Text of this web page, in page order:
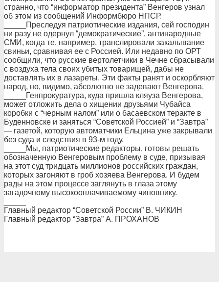
странно, что “информатор президента” Венгеров узнал
об этом из сообщений Информбюро НПСР.
_____Преследуя патриотические издания, сей господин
ни разу не одернул “демократические”, антинародные
СМИ, когда те, например, транслировали закалывание
свиньи, сравнивая ее с Россией. Или недавно по ОРТ
сообщили, что русские вертолетчики в Чечне сбрасывали
с воздуха тела своих убитых товарищей, дабы не
доставлять их в лазареты. Эти факты ранят и оскорбляют
народ, но, видимо, абсолютно не задевают Венгерова.
_____Генпрокуратура, куда пришла кляуза Венгерова,
может отложить дела о хищении друзьями Чубайса
коробки с “черным налом” или о басаевском теракте в
Буденновске и заняться “Советской Россией” и “Завтра”
— газетой, которую автоматчики Ельцина уже закрывали
без суда и следствия в 93-м году.
_____Мы, патриотические редакторы, готовы решать
обозначенную Венгеровым проблему в суде, призывая
на этот суд тридцать миллионов российских граждан,
которых загоняют в гроб хозяева Венгерова. И будем
рады на этом процессе заглянуть в глаза этому
загадочному высокооплачиваемому чиновнику.
Главный редактор “Советской России” В. ЧИКИН
Главный редактор “Завтра” А. ПРОХАНОВ